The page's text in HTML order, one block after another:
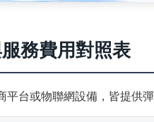
務費用對照表
平台或物聯網設備，皆提供